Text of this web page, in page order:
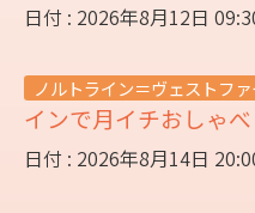
日付 : 2026年8月12日
ノルトライン＝ヴェストフ
インで月イチおしゃべ
日付 : 2026年8月14日